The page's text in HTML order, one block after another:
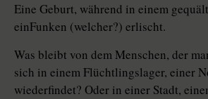
Eine Geburt, während in einem
einFunken (welcher?) erlischt.
Was bleibt von dem Menschen, der
sich in einem Flüchtlingslager, einer
wiederfindet? Oder in einer Stadt,